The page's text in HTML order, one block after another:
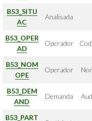
B53_SITU
AC
Analisada
B53_OPER
AD
Operador
B53_NOM
OPE
Operador
B53_DEM
AND
Demanda
B53_PART